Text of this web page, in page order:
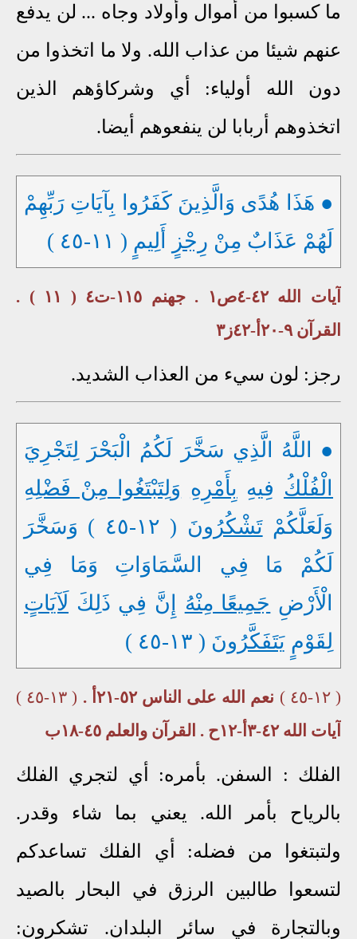
ما كسبوا من أموال وأولاد وجاه ... لن يدفع
عنهم شيئا من عذاب الله. ولا ما اتخذوا من
دون الله أولياء: أي وشركاؤهم الذين
اتخذوهم أربابا لن ينفعوهم أيضا.
● هَذَا هُدًى وَالَّذِينَ كَفَرُوا بِآيَاتِ رَبِّهِمْ
لَهُمْ عَذَابٌ مِنْ رِجْزٍ أَلِيمٍ ( ١١-٤٥ )
آيات الله ٤٢-٤ص١ . جهنم ١١٥-ت٤ ( ١١ ) .
القرآن ٩-٢٠أ-٤٢ز٣
رجز: لون سيء من العذاب الشديد.
● اللَّهُ الَّذِي سَخَّرَ لَكُمُ الْبَحْرَ لِتَجْرِيَ
الْفُلْكُ فِيهِ بِأَمْرِهِ وَلِتَبْتَغُوا مِنْ فَضْلِهِ
وَلَعَلَّكُمْتَشْكُرُونَ
( ١٢-٤٥ ) وَسَخَّرَ
لَكُمْ مَا فِي السَّمَاوَاتِ وَمَا فِي
الْأَرْضِ جَمِيعًا مِنْهُ إِنَّ فِي ذَلِكَ لَآيَاتٍ
لِقَوْمٍ يَتَفَكَّرُونَ ( ١٣-٤٥ )
( ١٢-٤٥ ) نعم الله على الناس ٥٢-٢١أ .
( ١٣-٤٥ )
آيات الله ٤٢-٣أ-١٢ح . القرآن والعلم ٤٥-١٨ب
الفلك : السفن. بأمره: أي لتجري الفلك
بالرياح بأمر الله. يعني بما شاء وقدر.
ولتبتغوا من فضله: أي الفلك تساعدكم
لتسعوا طالبين الرزق في البحار بالصيد
وبالتجارة في سائر البلدان. تشكرون: